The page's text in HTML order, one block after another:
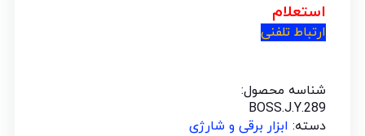
استعلام
ارتباط تلفنی
شناسه محصول:
BOSS.J.Y.289
دسته: ابزار برقی و شارژی